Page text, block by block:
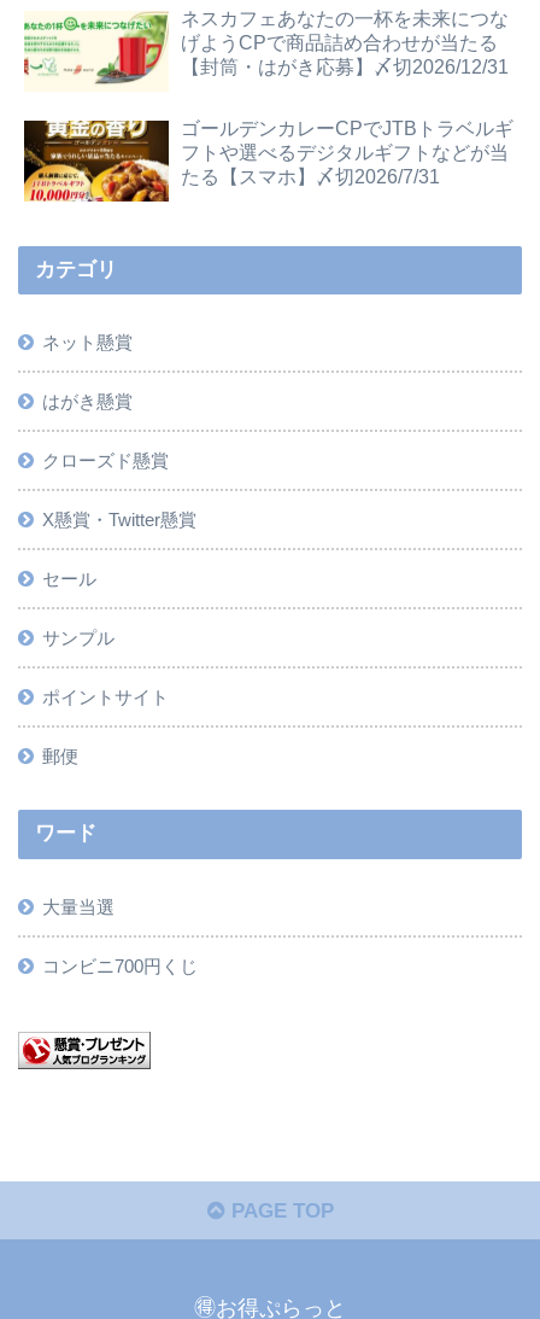
ネスカフェあなたの一杯を未来につな
げようCPで商品詰め合わせが当たる
【封筒・はがき応募】〆切2026/12/31
ゴールデンカレーCPでJTBトラベルギ
フトや選べるデジタルギフトなどが当
たる【スマホ】〆切2026/7/31
カテゴリ
ネット懸賞
はがき懸賞
クローズド懸賞
X懸賞・Twitter懸賞
セール
サンプル
ポイントサイト
郵便
ワード
大量当選
コンビニ700円くじ
PAGE TOP
🉐お得ぷらっと